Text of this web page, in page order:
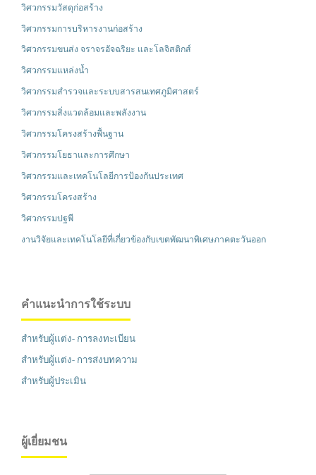
วิศวกรรมวัสดุก่อสร้าง
วิศวกรรมการบริหารงานก่อสร้าง
วิศวกรรมขนส่ง จราจรอัจฉริยะ และโลจิสติกส์
วิศวกรรมแหล่งน้ำ
วิศวกรรมสำรวจและระบบสารสนเทศภูมิศาสตร์
วิศวกรรมสิ่งแวดล้อมและพลังงาน
วิศวกรรมโครงสร้างพื้นฐาน
วิศวกรรมโยธาและการศึกษา
วิศวกรรมและเทคโนโลยีการป้องกันประเทศ
วิศวกรรมโครงสร้าง
วิศวกรรมปฐพี
งานวิจัยและเทคโนโลยีที่เกี่ยวข้องกับเขตพัฒนาพิเศษภาคตะวันออก
คำแนะนำการใช้ระบบ
สำหรับผู้แต่ง- การลงทะเบียน
สำหรับผู้แต่ง- การส่งบทความ
สำหรับผู้ประเมิน
ผู้เยี่ยมชน